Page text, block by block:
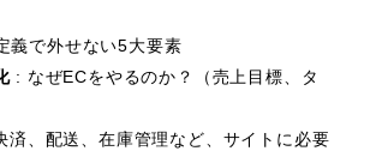
義で外せない5大要素
: なぜECをやるのか？（売上目標、タ
、配送、在庫管理など、サイトに必要